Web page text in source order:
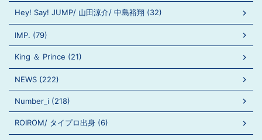
Hey! Say! JUMP/ 山田涼介/ 中島裕翔 (32)
IMP. (79)
King ＆ Prince (21)
NEWS (222)
Number_i (218)
ROIROM/ タイプロ出身 (6)